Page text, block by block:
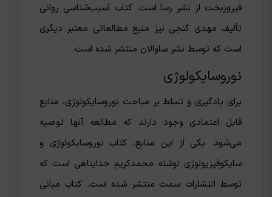
فیروزبخت از نشر رسا است. کتاب آسیب‌شناسی روانی
تألیف مهدی گنجی نیز منبع مطالعاتی معتبر دیگری
است که توسط نشر ساوالان منتشر شده است.
نوروسایکولوژی
برای یادگیری و تسلط بر مباحث نوروسایکولوژی، منابع
قابل اعتمادی وجود دارند که مطالعه آنها توصیه
می‌شود. یکی از این منابع، کتاب نوروسایکولوژی و
سایکوفیزیولوژی نوشته‌ محمدکریم خداپناهی است که
توسط انتشارات سمت منتشر شده است. کتاب مبانی